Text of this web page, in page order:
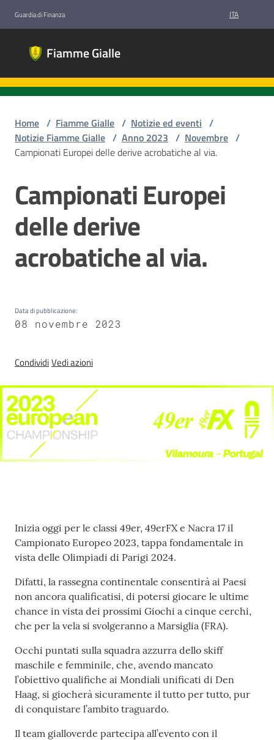
Guardia di Finanza ITA
Fiamme Gialle
Gialle
Gruppi
Sportivi
Finanza
siamo
Discipline
Notizie
ed
eventi
Medagliere
Fiamme
Seguici
Home / Fiamme Gialle / Notizie ed eventi /
Notizie Fiamme Gialle / Anno 2023 / Novembre /
Campionati Europei delle derive acrobatiche al via.
Salta al contenuto
Campionati Europei
delle derive
acrobatiche al via.
Data di pubblicazione:
08 novembre 2023
CondividiVedi azioni
Contenuto
Inizia oggi per le classi 49er, 49erFX e Nacra 17 il
Campionato Europeo 2023, tappa fondamentale in
vista delle Olimpiadi di Parigi 2024.
Difatti, la rassegna continentale consentirà ai Paesi
non ancora qualificatisi, di potersi giocare le ultime
chance in vista dei prossimi Giochi a cinque cerchi,
che per la vela si svolgeranno a Marsiglia (FRA).
Occhi puntati sulla squadra azzurra dello skiff
maschile e femminile, che, avendo mancato
l’obiettivo qualifiche ai Mondiali unificati di Den
Haag, si giocherà sicuramente il tutto per tutto, pur
di conquistare l’ambito traguardo.
Il team gialloverde partecipa all’evento con il